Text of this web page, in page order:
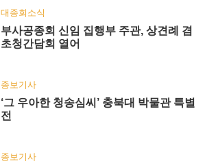
대종회소식
부사공종회 신임 집행부 주관, 상견례 겸
초청간담회 열어
종보기사
‘그 우아한 청송심씨’ 충북대 박물관 특별
전
종보기사